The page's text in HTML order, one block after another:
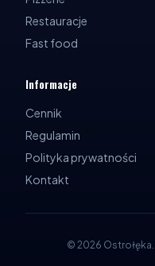
Restauracje
Fast food
Informacje
Cennik
Regulamin
Polityka prywatności
Kontakt
© 2026 Ostrołęka.